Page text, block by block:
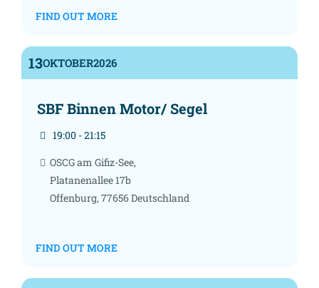
FIND OUT MORE
13OKTOBER2026
SBF Binnen Motor/ Segel
19:00 - 21:15
OSCG am Gifiz-See,
Platanenallee 17b
Offenburg, 77656Deutschland
FIND OUT MORE